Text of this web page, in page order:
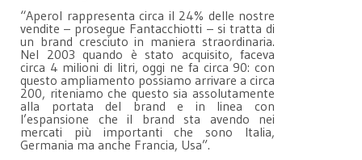
“Aperol rappresenta circa il 24% delle nostre
vendite – prosegue Fantacchiotti – si tratta di
un brand cresciuto in maniera straordinaria.
Nel 2003 quando è stato acquisito, faceva
circa 4 milioni di litri, oggi ne fa circa 90: con
questo ampliamento possiamo arrivare a circa
200, riteniamo che questo sia assolutamente
alla portata del brand e in linea con
l’espansione che il brand sta avendo nei
mercati più importanti che sono Italia,
Germania ma anche Francia, Usa”.